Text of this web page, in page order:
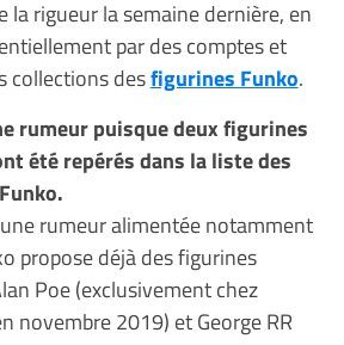
la rigueur la semaine dernière, en
par des comptes et
collections desfigurines Funko.
rumeur puisque deux figurines
été repérés dans la liste des
une rumeur alimentée notamment
propose déjà des figurines
Poe (exclusivement chez
novembre 2019) et George RR